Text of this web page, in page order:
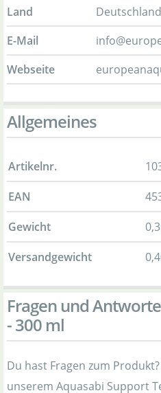
Land
Deutschland
E-Mail
Webseite
Allgemeines
Artikelnr.
EAN
Gewicht
Versandgewicht
Fragen und
- 300 ml
Du hast Fragen zum
unserem Aquasabi Support